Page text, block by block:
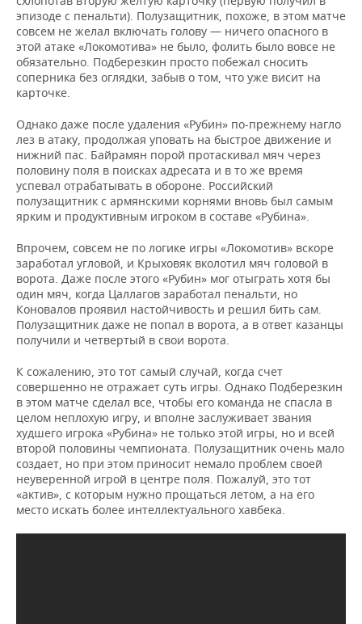
эпизоде с пенальти). Полузащитник, похоже, в этом матче
совсем не желал включать голову — ничего опасного в
этой атаке «Локомотива» не было, фолить было вовсе не
обязательно. Подберезкин просто побежал сносить
соперника без оглядки, забыв о том, что уже висит на
карточке.
Однако даже после удаления «Рубин» по-прежнему нагло
лез в атаку, продолжая уповать на быстрое движение и
нижний пас. Байрамян порой протаскивал мяч через
половину поля в поисках адресата и в то же время
успевал отрабатывать в обороне. Российский
полузащитник с армянскими корнями вновь был самым
ярким и продуктивным игроком в составе «Рубина».
Впрочем, совсем не по логике игры «Локомотив» вскоре
заработал угловой, и Крыховяк вколотил мяч головой в
ворота. Даже после этого «Рубин» мог отыграть хотя бы
один мяч, когда Цаллагов заработал пенальти, но
Коновалов проявил настойчивость и решил бить сам.
Полузащитник даже не попал в ворота, а в ответ казанцы
получили и четвертый в свои ворота.
К сожалению, это тот самый случай, когда счет
совершенно не отражает суть игры. Однако Подберезкин
в этом матче сделал все, чтобы его команда не спасла в
целом неплохую игру, и вполне заслуживает звания
худшего игрока «Рубина» не только этой игры, но и всей
второй половины чемпионата. Полузащитник очень мало
создает, но при этом приносит немало проблем своей
неуверенной игрой в центре поля. Пожалуй, это тот
«актив», с которым нужно прощаться летом, а на его
место искать более интеллектуального хавбека.